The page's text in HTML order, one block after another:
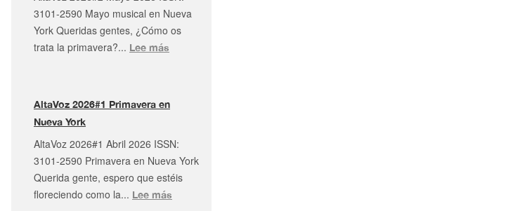
USA
Tour
¡y
3101-2590 Mayo musical en Nueva
York Queridas gentes, ¿Cómo os
trata la primavera?... Lee más
Mayo
en
Nueva
York
AltaVoz 2026#1 Primavera en
Nueva York
AltaVoz 2026#1 Abril 2026 ISSN:
3101-2590 Primavera en Nueva York
Querida gente, espero que estéis
floreciendo como la... Lee más